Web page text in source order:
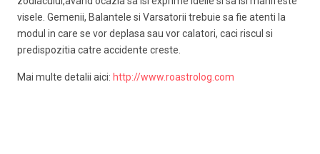
visele. Gemenii, Balantele si Varsatorii trebuie sa fie atenti la
modul in care se vor deplasa sau vor calatori, caci riscul si
predispozitia catre accidente creste.
Mai multe detalii aici: http://www.roastrolog.com